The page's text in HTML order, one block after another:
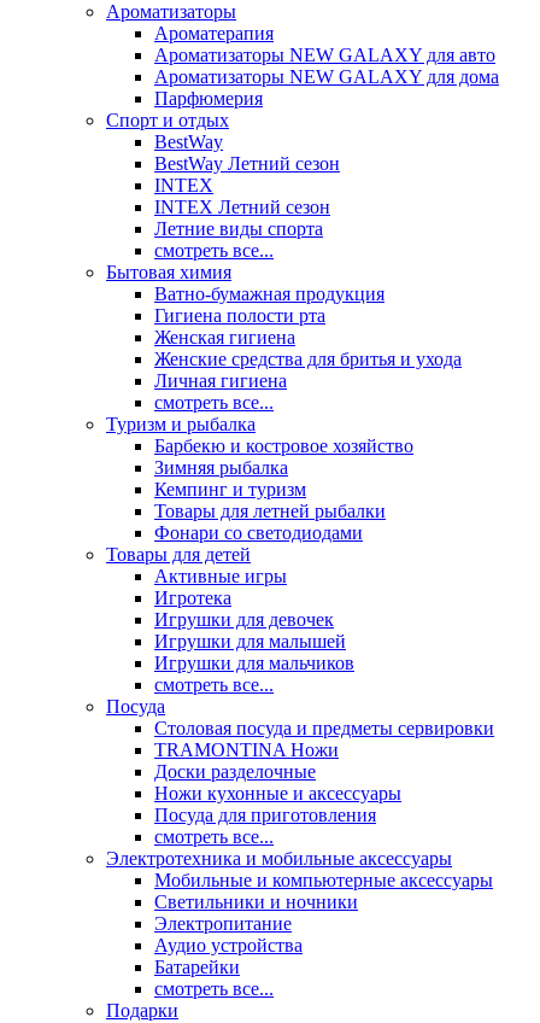
Ароматизаторы
Ароматерапия
Ароматизаторы NEW GALAXY для авто
Ароматизаторы NEW GALAXY для дома
Парфюмерия
Спорт и отдых
BestWay
BestWay Летний сезон
INTEX
INTEX Летний сезон
Летние виды спорта
смотреть все...
Бытовая химия
Ватно-бумажная продукция
Гигиена полости рта
Женская гигиена
Женские средства для бритья и ухода
Личная гигиена
смотреть все...
Туризм и рыбалка
Барбекю и костровое хозяйство
Зимняя рыбалка
Кемпинг и туризм
Товары для летней рыбалки
Фонари со светодиодами
Товары для детей
Активные игры
Игротека
Игрушки для девочек
Игрушки для малышей
Игрушки для мальчиков
смотреть все...
Посуда
Столовая посуда и предметы сервировки
TRAMONTINA Ножи
Доски разделочные
Ножи кухонные и аксессуары
Посуда для приготовления
смотреть все...
Электротехника и мобильные аксессуары
Мобильные и компьютерные аксессуары
Светильники и ночники
Электропитание
Аудио устройства
Батарейки
смотреть все...
Подарки